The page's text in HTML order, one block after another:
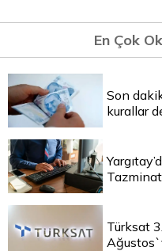
En Çok
Son
kurallar
Türksat